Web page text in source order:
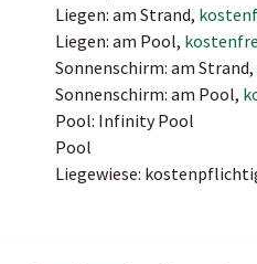
Liegen: am Strand,
Liegen: am Pool,
Sonnenschirm: am Strand,
Sonnenschirm: am Pool,
Pool: Infinity Pool
Pool
Liegewiese: